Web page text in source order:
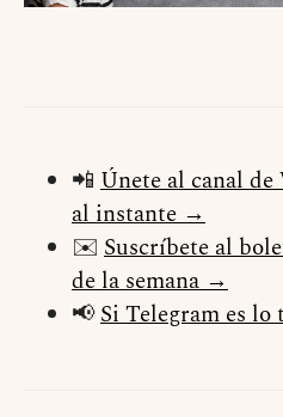
📲 Únete al canal
al instante →
✉️ Suscríbete al
de la semana →
📢Si Telegram es